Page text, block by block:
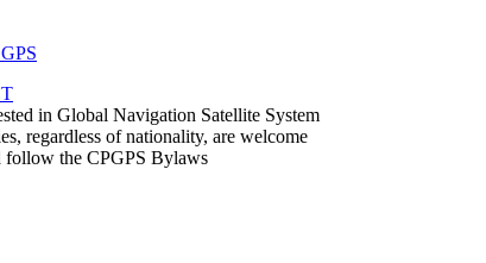
in Global Navigation Satellite System
regardless of nationality, are welcome
follow the CPGPS Bylaws